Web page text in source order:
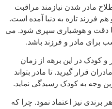
مادر شدن نیازمند مراقبت
فرزند تازه به دنیا آمده است.
دقت و هوشیاری سپری شود. می
برای مادر و فرزند باشد.
و کودک در این برهه از زمان
قرار گیرید. تا مادر بتواند
وجه به کودک رسیدگی نماید.
برندی نیز اعتماد نمود. چرا که